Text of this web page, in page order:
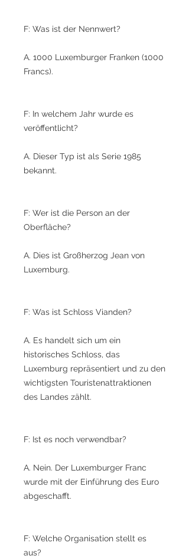
F: Was ist der Nennwert?
A. 1000 Luxemburger Franken (1000
Francs).
F: In welchem Jahr wurde es
veröffentlicht?
A. Dieser Typ ist als Serie 1985
bekannt.
F: Wer ist die Person an der
Oberfläche?
A. Dies ist Großherzog Jean von
Luxemburg.
F: Was ist Schloss Vianden?
A. Es handelt sich um ein
historisches Schloss, das
Luxemburg repräsentiert und zu den
wichtigsten Touristenattraktionen
des Landes zählt.
F: Ist es noch verwendbar?
A. Nein. Der Luxemburger Franc
wurde mit der Einführung des Euro
abgeschafft.
F: Welche Organisation stellt es
aus?